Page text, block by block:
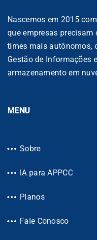
Nascemos em 2015
que empresas precisam
times mais autônomos,
Gestão de Informações
armazenamento em
MENU
Sobre
IA para APPCC
Planos
Fale Conosco